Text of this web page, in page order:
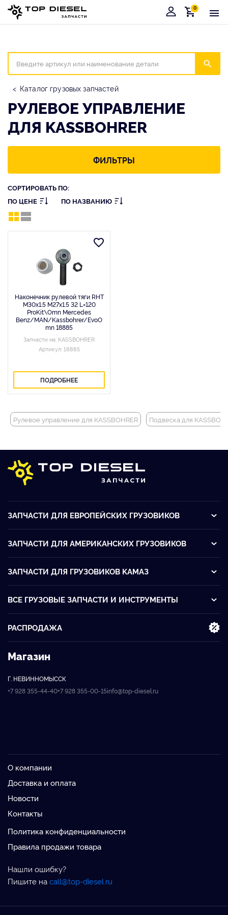
Корзина
0
Каталог грузовых запчастей
РУЛЕВОЕ УПРАВЛЕНИЕ
ДЛЯ KASSBOHRER
ФИЛЬТРЫ
СОРТИРОВАТЬ ПО:
ПО ЦЕНЕ
ПО НАЗВАНИЮ
Наконечник рулевой тяги RHT
M30x1.5 M27x1.5 32 L=120
ProKit\Omn Mercedes
Benz/MAN/Kassbohrer/EvoO
mn 18885
Запчасти на: KASSBOHRER
Артикул: 18885
ПОДРОБНЕЕ
Рулевое управление для KASSBOHRER Подвеска для
ЗАПЧАСТИ ДЛЯ ЕВРОПЕЙСКИХ ГРУЗОВИКОВ
ЗАПЧАСТИ ДЛЯ АМЕРИКАНСКИХ ГРУЗОВИКОВ
ЗАПЧАСТИ ДЛЯ ГРУЗОВИКОВ KАМАЗ
ВСЕ ГРУЗОВЫЕ ЗАПЧАСТИ И ИНСТРУМЕНТЫ
РАСПРОДАЖА
Магазин
Г. НЕВИННОМЫССК
+7 928 355-44-40+7 928 355-00-15info@top-diesel.ru
О компании
Доставка и оплата
Новости
Контакты
Политика конфиденциальности
Правила продажи товара
Нашли ошибку?
Пишите наcall@top-diesel.ru